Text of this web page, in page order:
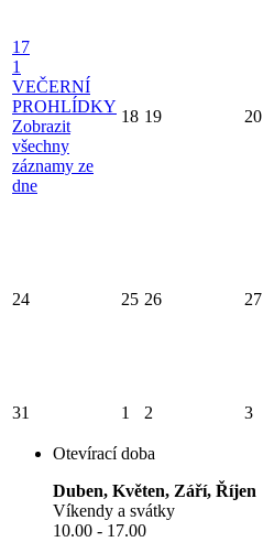
17
1
VEČERNÍ
PROHLÍDKY
Zobrazit
všechny
záznamy ze
dne
18 19 20
24 25 26 27
31 1 2 3
Otevírací doba
Duben, Květen, Září, Říjen
Víkendy a svátky
10.00 - 17.00